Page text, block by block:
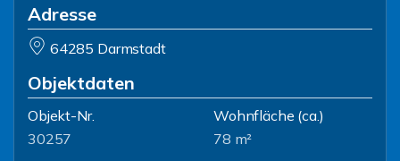
Adresse
64285 Darmstadt
Objektdaten
Objekt-Nr.
30257
Wohnfläche (ca.)
78 m²